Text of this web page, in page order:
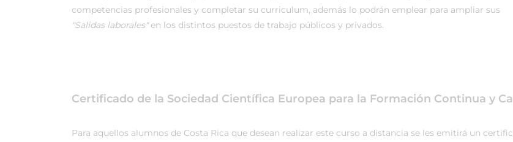
competencias profesionales y completar su curriculum, además lo podrán emplear para ampliar sus
"Salidas laborales"en los distintos puestos de trabajo públicos y privados.
Certificado de la Sociedad Científica Europea para la Formación Continua y
Para aquellos alumnos de Costa Rica que desean realizar este curso a distancia se les emitirá un